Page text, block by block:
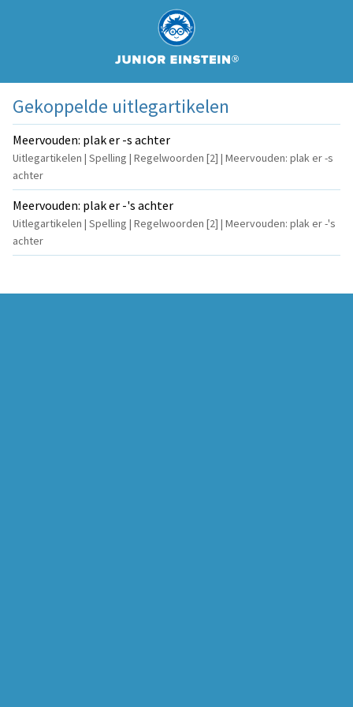
Gekoppelde uitlegartikelen
Meervouden: plak er -s achter
Uitlegartikelen | Spelling | Regelwoorden [2] | Meervouden: plak er -s
achter
Meervouden: plak er -'s achter
Uitlegartikelen | Spelling | Regelwoorden [2] | Meervouden: plak er -'s
achter